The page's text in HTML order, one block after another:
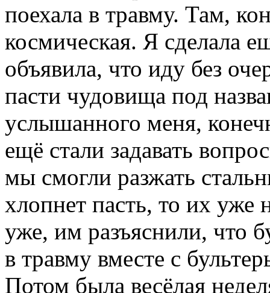
поехала в травму. Там,
космическая. Я сделала
объявила, что иду без
пасти чудовища под
услышанного меня,
ещё стали задавать
мы смогли разжать
хлопнет пасть, то их уже
уже, им разъяснили, что
в травму вместе с
Потом была весёлая